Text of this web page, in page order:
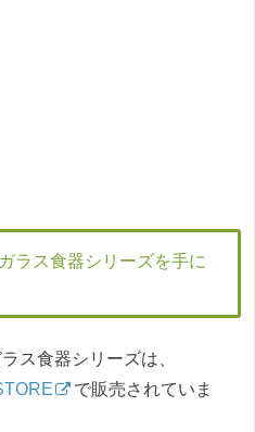
ラス食器シリーズを手に
ス食器シリーズは、
で販売されていま